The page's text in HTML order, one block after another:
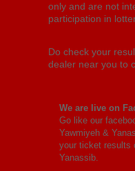
only and are not
participation in
Do check your
dealer near you to
We are live on
Go like our
Yawmiyeh &
your ticket results
Yanassib.